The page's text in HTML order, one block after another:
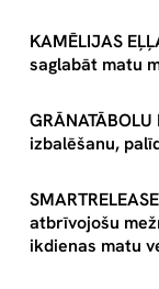
KAMĒLIJAS
saglabāt matu
izbalēšanu,
atbrīvojošu
ikdienas matu